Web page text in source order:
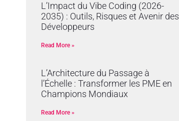
L’Impact du Vibe Coding (2026-
2035) : Outils, Risques et Avenir des
Développeurs
Read More »
L’Architecture du Passage à
l’Échelle : Transformer les PME en
Champions Mondiaux
Read More »